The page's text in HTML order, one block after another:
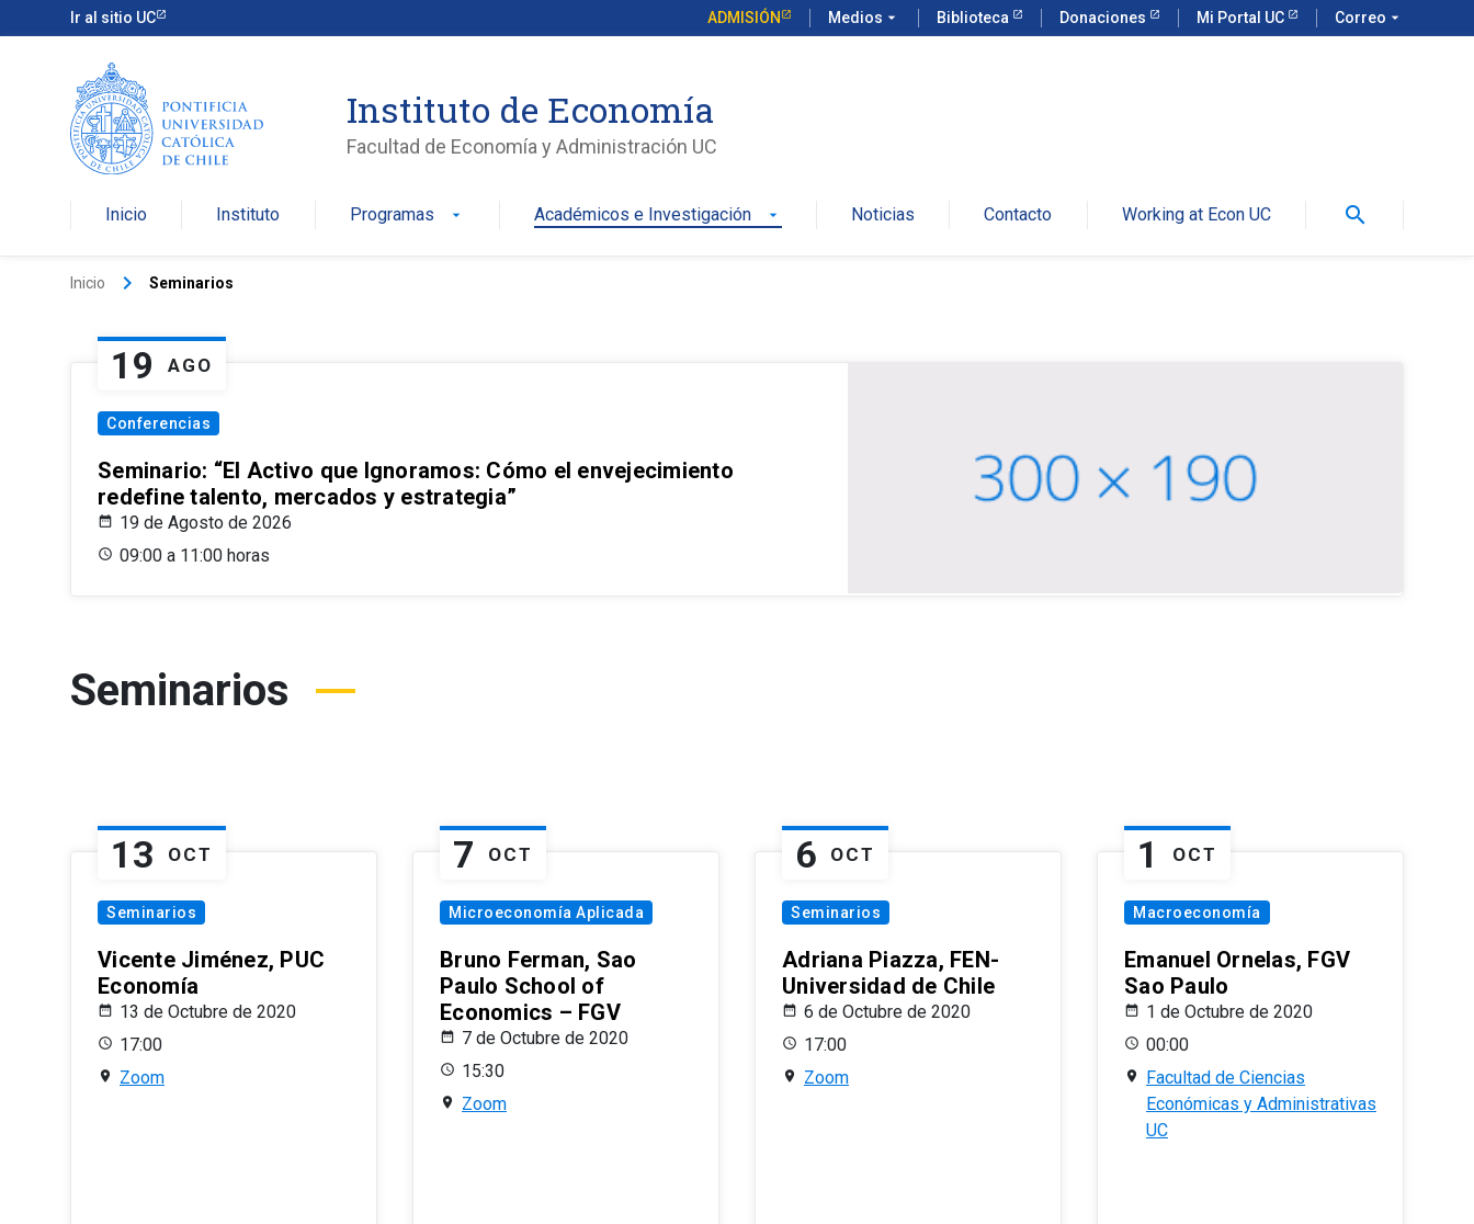
Ir al sitio UC ADMISIÓN Medios arrow_drop_down Biblioteca Donaciones Mi Portal UC Correo arrow_drop_down
Instituto de Economía
Facultad de Economía y Administración UC
Inicio Instituto Programas arrow_drop_down Académicos e Investigación arrow_drop_down Noticias Contacto Working at Econ UC search
Inicio keyboard_arrow_right Seminarios
19 AGO
Conferencias
Seminario: “El Activo que Ignoramos: Cómo el envejecimiento
redefine talento, mercados y estrategia”
19 de Agosto de 2026
09:00 a 11:00 horas
Seminarios
13 OCT
Seminarios
Vicente Jiménez, PUC
Economía
13 de Octubre de 2020
17:00
Zoom
7 OCT
Microeconomía Aplicada
Bruno Ferman, Sao
Paulo School of
Economics – FGV
7 de Octubre de 2020
15:30
Zoom
6 OCT
Seminarios
Adriana Piazza, FEN-
Universidad de Chile
6 de Octubre de 2020
17:00
Zoom
1 OCT
Macroeconomía
Emanuel Ornelas, FGV
Sao Paulo
1 de Octubre de 2020
00:00
Facultad de Ciencias
Económicas y Administrativas
UC